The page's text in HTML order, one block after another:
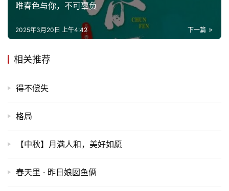
首
页
化
感
唯春色与你，不可辜负
下一篇
2025年3月20日 上午4:42
相关推荐
得不偿失
格局
【中秋】月满人和，美好如愿
春天里 · 昨日娘囡鱼俩